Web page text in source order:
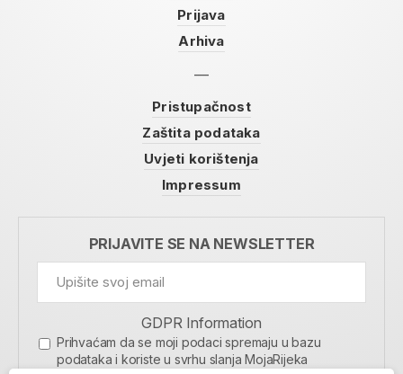
Prijava
Arhiva
Pristupačnost
Zaštita podataka
Uvjeti korištenja
Impressum
PRIJAVITE SE NA NEWSLETTER
GDPR Information
Prihvaćam da se moji podaci spremaju u bazu
podataka i koriste u svrhu slanja MojaRijeka